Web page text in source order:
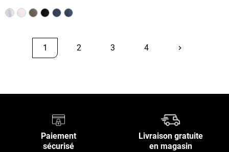
1 2 3 4 keyboard_arrow_rightSuivant
Paiement
sécurisé
Livraison gratuite
en magasin